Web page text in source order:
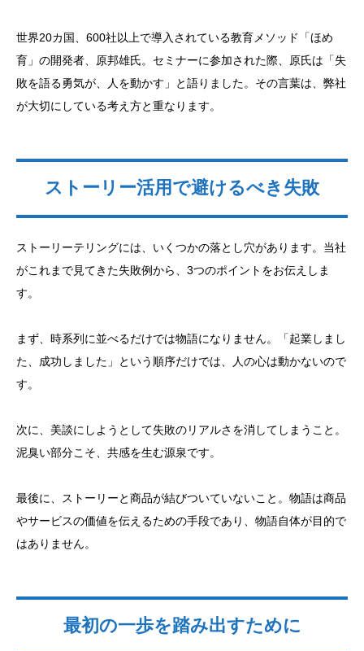
世界20カ国、600社以上で導入されている教育メソッド「ほめ
育」の開発者、原邦雄氏。セミナーに参加された際、原氏は「失
敗を語る勇気が、人を動かす」と語りました。その言葉は、弊社
が大切にしている考え方と重なります。
ストーリー活用で避けるべき失敗
ストーリーテリングには、いくつかの落とし穴があります。当社
がこれまで見てきた失敗例から、3つのポイントをお伝えしま
す。
まず、時系列に並べるだけでは物語になりません。「起業しまし
た、成功しました」という順序だけでは、人の心は動かないので
す。
次に、美談にしようとして失敗のリアルさを消してしまうこと。
泥臭い部分こそ、共感を生む源泉です。
最後に、ストーリーと商品が結びついていないこと。物語は商品
やサービスの価値を伝えるための手段であり、物語自体が目的で
はありません。
最初の一歩を踏み出すために